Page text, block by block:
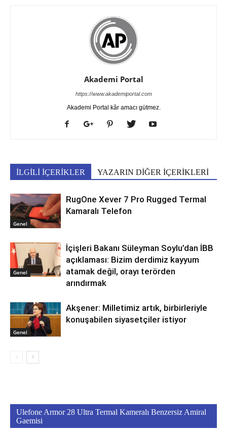
Akademi Portal
https://www.akademiportal.com
Akademi Portal kâr amacı gütmez.
İLGİLİ İÇERİKLER YAZARIN DİĞER İÇERİKLERİ
Genel
RugOne Xever 7 Pro Rugged Termal
Kamaralı Telefon
Genel
İçişleri Bakanı Süleyman Soylu’dan İBB
açıklaması: Bizim derdimiz kayyum
atamak değil, orayı terörden
arındırmak
Genel
Akşener: Milletimiz artık, birbirleriyle
konuşabilen siyasetçiler istiyor
Ulefone Armor 28 Ultra Termal Kameralı Benzersiz Amiral
Gaemisi